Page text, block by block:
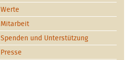
Werte
Mitarbeit
Spenden und Unterstützung
Presse